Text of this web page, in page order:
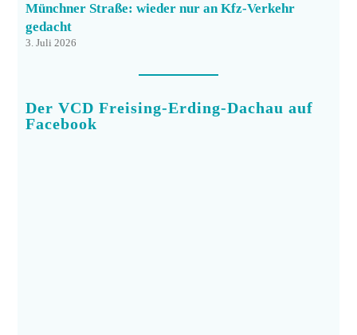
Münchner Straße: wieder nur an Kfz-Verkehr
gedacht
3. Juli 2026
Der VCD Freising-Erding-Dachau auf
Facebook